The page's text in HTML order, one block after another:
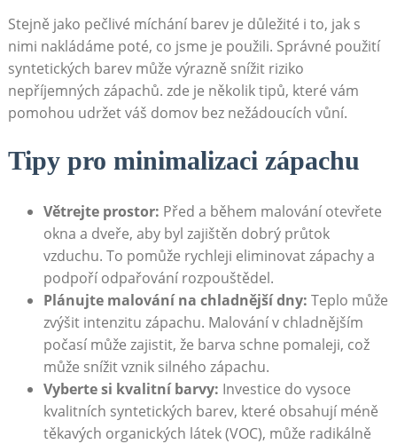
Stejně ‌jako pečlivé‌ míchání barev je ‍důležité i to, jak s‍
nimi‌ nakládáme poté,‌ co jsme je použili. Správné použití
syntetických barev může výrazně ⁢snížit riziko
nepříjemných zápachů.​ zde ⁢je několik tipů, ⁣které vám
⁢pomohou udržet ⁣váš domov bez ⁤nežádoucích vůní.
Tipy pro minimalizaci zápachu
Větrejte prostor: Před a během ‍malování otevřete
okna a dveře, aby byl zajištěn dobrý průtok
vzduchu. To pomůže ⁢rychleji eliminovat​ zápachy‍ a
‌podpoří ‌odpařování ⁣rozpouštědel.
Plánujte malování na chladnější‌ dny: Teplo může
zvýšit intenzitu zápachu. Malování ⁤v​ chladnějším‍
počasí může zajistit, že barva schne pomaleji, což
může snížit vznik ⁣silného ‍zápachu.
Vyberte ​si kvalitní⁤ barvy: ⁢Investice do ⁤vysoce
kvalitních ​syntetických barev, které obsahují ⁣méně
těkavých organických látek (VOC),⁤ může radikálně